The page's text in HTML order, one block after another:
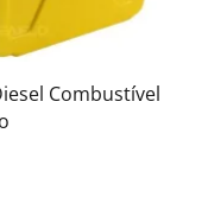
Combustível